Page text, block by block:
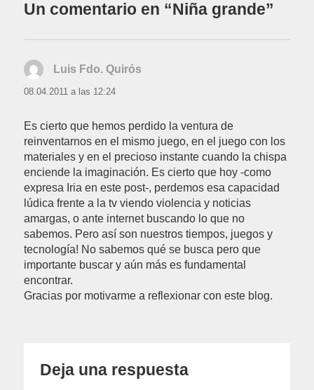
Un comentario en “Niña grande”
Luis Fdo. Quirós
08.04.2011 a las 12:24
Es cierto que hemos perdido la ventura de
reinventarnos en el mismo juego, en el juego con los
materiales y en el precioso instante cuando la chispa
enciende la imaginación. Es cierto que hoy -como
expresa Iria en este post-, perdemos esa capacidad
lúdica frente a la tv viendo violencia y noticias
amargas, o ante internet buscando lo que no
sabemos. Pero así son nuestros tiempos, juegos y
tecnología! No sabemos qué se busca pero que
importante buscar y aún más es fundamental
encontrar.
Gracias por motivarme a reflexionar con este blog.
Deja una respuesta